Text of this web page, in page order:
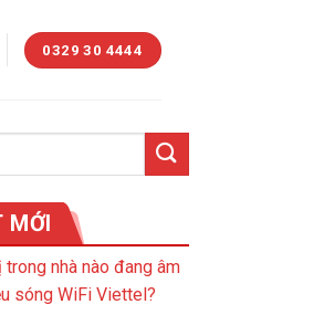
0329 30 4444
MỚI
nhà nào đang âm
sóng WiFi Viettel?